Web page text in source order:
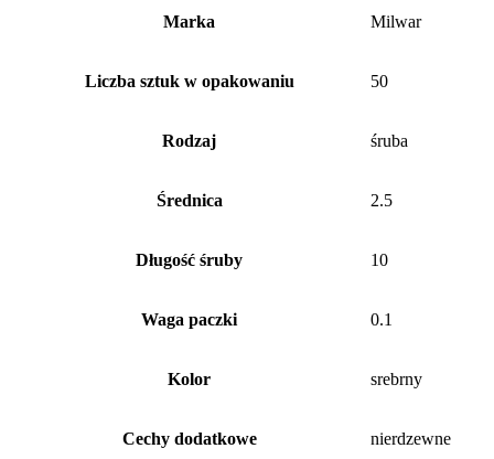
Marka Milwar
Liczba sztuk w opakowaniu 50
Rodzaj śruba
Średnica 2.5
Długość śruby 10
Waga paczki 0.1
Kolor srebrny
Cechy dodatkowe nierdzewne